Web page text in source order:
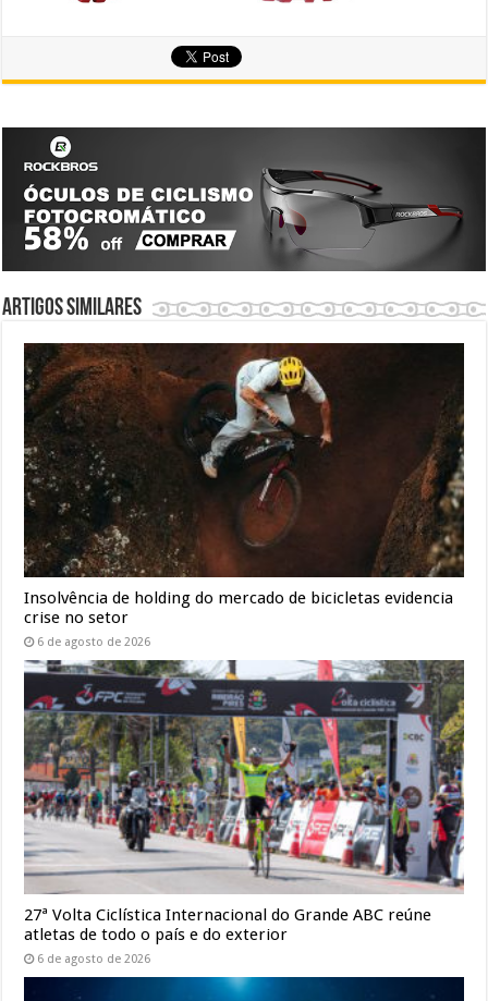
Artigos similares
Insolvência de holding do mercado de bicicletas evidencia
crise no setor
6 de agosto de 2026
27ª Volta Ciclística Internacional do Grande ABC reúne
atletas de todo o país e do exterior
6 de agosto de 2026